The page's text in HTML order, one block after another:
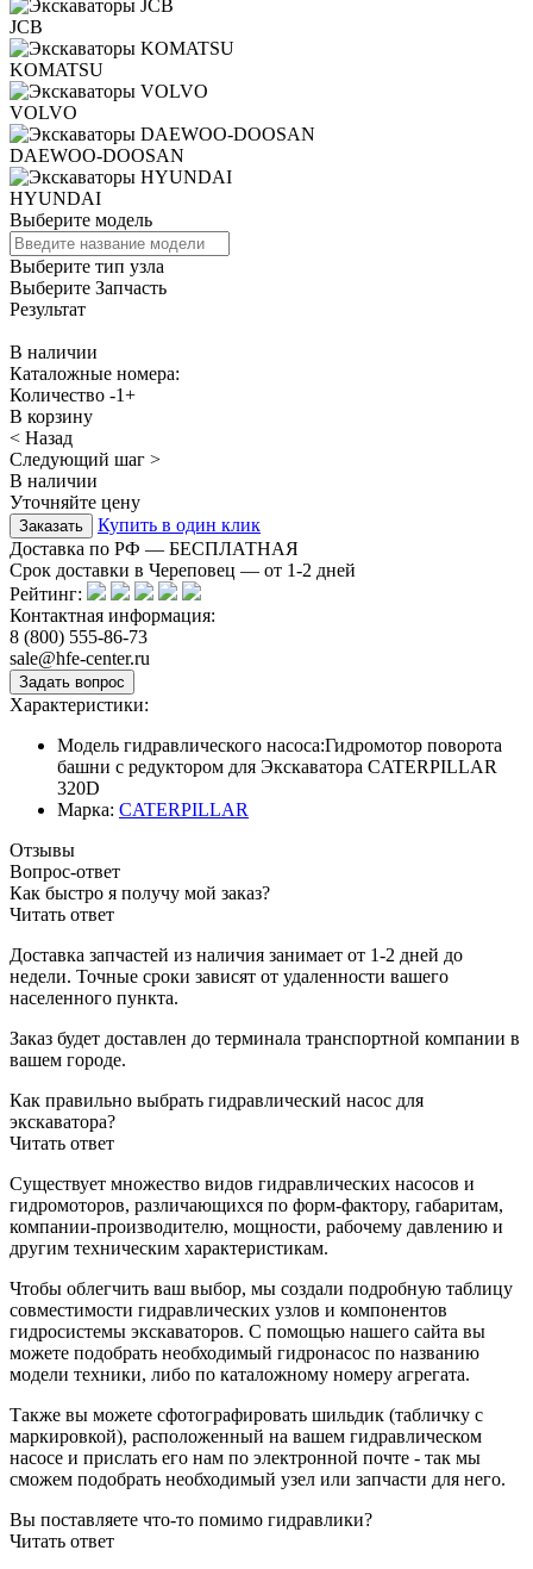
JCB
KOMATSU
VOLVO
DAEWOO-DOOSAN
HYUNDAI
Выберите модель
Выберите тип узла
Выберите Запчасть
Результат
В наличии
Каталожные номера:
Количество -1+
В корзину
< Назад
Следующий шаг >
В наличии
Уточняйте цену
Купить в один клик
Доставка по РФ — БЕСПЛАТНАЯ
Срок доставки в Череповец — от 1-2 дней
Рейтинг:
Контактная информация:
8 (800) 555-86-73
sale@hfe-center.ru
Характеристики:
Модель гидравлического насоса:Гидромотор поворота
башни с редуктором для Экскаватора CATERPILLAR
320D
Марка: CATERPILLAR
Отзывы
Вопрос-ответ
Как быстро я получу мой заказ?
Читать ответ
Доставка запчастей из наличия занимает от 1-2 дней до
недели. Точные сроки зависят от удаленности вашего
населенного пункта.
Заказ будет доставлен до терминала транспортной компании в
вашем городе.
Как правильно выбрать гидравлический насос для
экскаватора?
Читать ответ
Существует множество видов гидравлических насосов и
гидромоторов, различающихся по форм-фактору, габаритам,
компании-производителю, мощности, рабочему давлению и
другим техническим характеристикам.
Чтобы облегчить ваш выбор, мы создали подробную таблицу
совместимости гидравлических узлов и компонентов
гидросистемы экскаваторов. С помощью нашего сайта вы
можете подобрать необходимый гидронасос по названию
модели техники, либо по каталожному номеру агрегата.
Также вы можете сфотографировать шильдик (табличку с
маркировкой), расположенный на вашем гидравлическом
насосе и прислать его нам по электронной почте - так мы
сможем подобрать необходимый узел или запчасти для него.
Вы поставляете что-то помимо гидравлики?
Читать ответ